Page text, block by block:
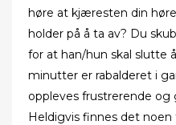
høre at kjæresten din
holder på å ta av? Du
for at han/hun skal slutte
minutter er rabalderet i
oppleves frustrerende og
Heldigvis finnes det